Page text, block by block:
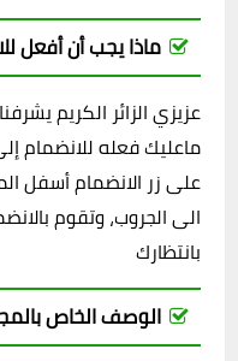
ماذا يجب أن أفعل
عزيزي الزائر الكريم
ماعليك فعله للانضمام
على زر الانضمام أسفل
الى الجروب، وتقوم
بانتظارك
الوصف الخاص